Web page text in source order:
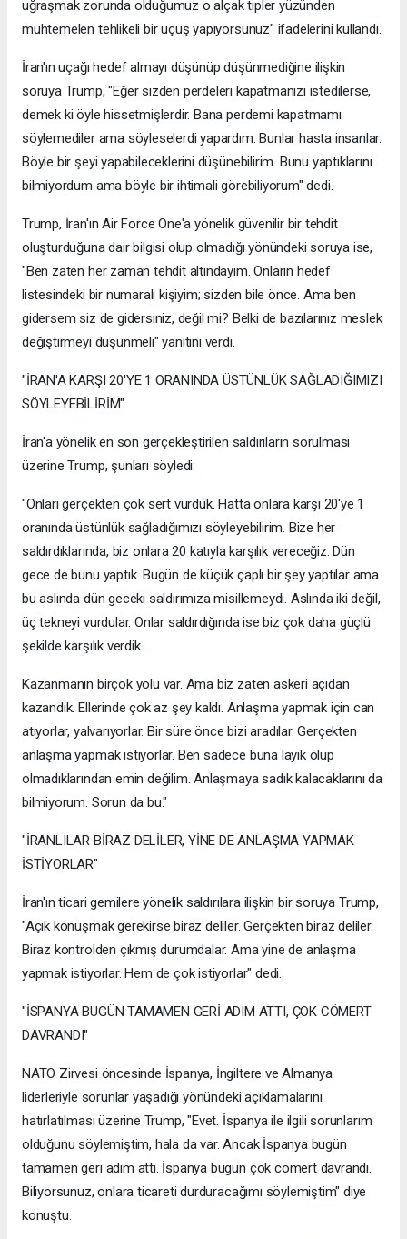
uğraşmak zorunda olduğumuz o alçak tipler yüzünden
muhtemelen tehlikeli bir uçuş yapıyorsunuz" ifadelerini kullandı.
İran'ın uçağı hedef almayı düşünüp düşünmediğine ilişkin
soruya Trump, "Eğer sizden perdeleri kapatmanızı istedilerse,
demek ki öyle hissetmişlerdir. Bana perdemi kapatmamı
söylemediler ama söyleselerdi yapardım. Bunlar hasta insanlar.
Böyle bir şeyi yapabileceklerini düşünebilirim. Bunu yaptıklarını
bilmiyordum ama böyle bir ihtimali görebiliyorum" dedi.
Trump, İran'ın Air Force One'a yönelik güvenilir bir tehdit
oluşturduğuna dair bilgisi olup olmadığı yönündeki soruya ise,
"Ben zaten her zaman tehdit altındayım. Onların hedef
listesindeki bir numaralı kişiyim; sizden bile önce. Ama ben
gidersem siz de gidersiniz, değil mi? Belki de bazılarınız meslek
değiştirmeyi düşünmeli" yanıtını verdi.
"İRAN'A KARŞI 20'YE 1 ORANINDA ÜSTÜNLÜK SAĞLADIĞIMIZI
SÖYLEYEBİLİRİM"
İran'a yönelik en son gerçekleştirilen saldırıların sorulması
üzerine Trump, şunları söyledi:
"Onları gerçekten çok sert vurduk. Hatta onlara karşı 20'ye 1
oranında üstünlük sağladığımızı söyleyebilirim. Bize her
saldırdıklarında, biz onlara 20 katıyla karşılık vereceğiz. Dün
gece de bunu yaptık. Bugün de küçük çaplı bir şey yaptılar ama
bu aslında dün geceki saldırımıza misillemeydi. Aslında iki değil,
üç tekneyi vurdular. Onlar saldırdığında ise biz çok daha güçlü
şekilde karşılık verdik...
Kazanmanın birçok yolu var. Ama biz zaten askeri açıdan
kazandık. Ellerinde çok az şey kaldı. Anlaşma yapmak için can
atıyorlar, yalvarıyorlar. Bir süre önce bizi aradılar. Gerçekten
anlaşma yapmak istiyorlar. Ben sadece buna layık olup
olmadıklarından emin değilim. Anlaşmaya sadık kalacaklarını da
bilmiyorum. Sorun da bu."
"İRANLILAR BİRAZ DELİLER, YİNE DE ANLAŞMA YAPMAK
İSTİYORLAR"
İran'ın ticari gemilere yönelik saldırılara ilişkin bir soruya Trump,
"Açık konuşmak gerekirse biraz deliler. Gerçekten biraz deliler.
Biraz kontrolden çıkmış durumdalar. Ama yine de anlaşma
yapmak istiyorlar. Hem de çok istiyorlar" dedi.
"İSPANYA BUGÜN TAMAMEN GERİ ADIM ATTI, ÇOK CÖMERT
DAVRANDI"
NATO Zirvesi öncesinde İspanya, İngiltere ve Almanya
liderleriyle sorunlar yaşadığı yönündeki açıklamalarını
hatırlatılması üzerine Trump, "Evet. İspanya ile ilgili sorunlarım
olduğunu söylemiştim, hala da var. Ancak İspanya bugün
tamamen geri adım attı. İspanya bugün çok cömert davrandı.
Biliyorsunuz, onlara ticareti durduracağımı söylemiştim" diye
konuştu.